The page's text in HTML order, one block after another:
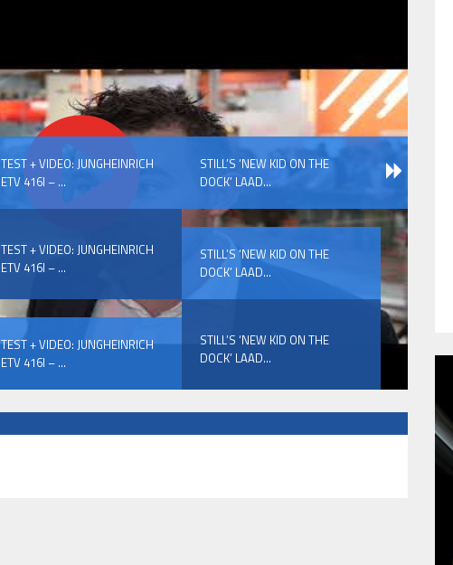
TEST + VIDEO: JUNGHEINRICH
ETV 416I – ...
STILL’S ‘NEW KID ON THE
DOCK’ LAAD...
TEST + VIDEO: JUNGHEINRICH
ETV 416I – ...
STILL’S ‘NEW KID ON THE
DOCK’ LAAD...
TEST + VIDEO: JUNGHEINRICH
ETV 416I – ...
STILL’S ‘NEW KID ON THE
DOCK’ LAAD...